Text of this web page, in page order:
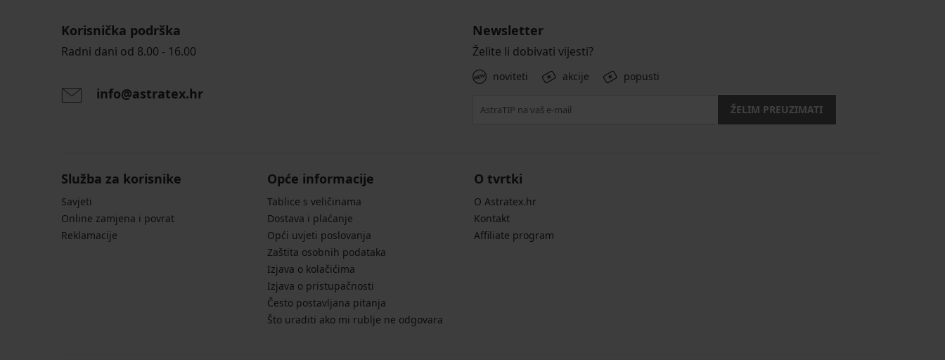
Korisnička podrška
Radni dani od 8.00 - 16.00
info@astratex.hr
Newsletter
Želite li dobivati vijesti?
noviteti akcije popusti
ŽELIM PREUZIMATI
Služba za korisnike
Savjeti
Online zamjena i povrat
Reklamacije
Opće informacije
Tablice s veličinama
Dostava i plaćanje
Opći uvjeti poslovanja
Zaštita osobnih podataka
Izjava o kolačićima
Izjava o pristupačnosti
Često postavljana pitanja
Što uraditi ako mi rublje ne odgovara
O tvrtki
O Astratex.hr
Kontakt
Affiliate program